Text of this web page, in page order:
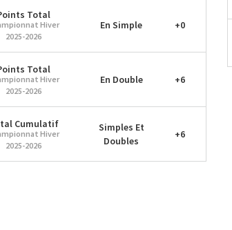
Total
Hiver
2025-2026
En Simple +0
Total
Hiver
2025-2026
En Double +6
Cumulatif
Hiver
2025-2026
Simples Et
Doubles
+6